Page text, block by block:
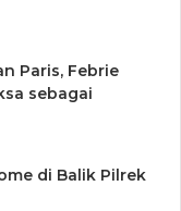
Paris, Febrie
sebagai
di Balik Pilrek